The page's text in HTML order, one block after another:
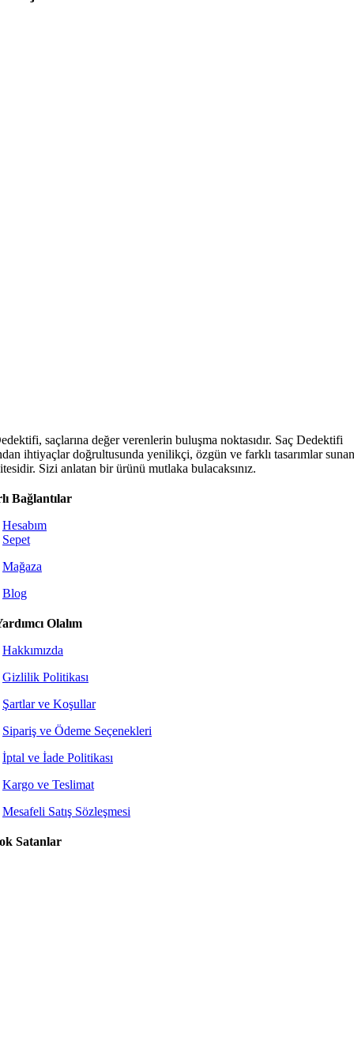
saçlarına değer verenlerin buluşma noktasıdır. Saç Dedektifi
ihtiyaçlar doğrultusunda yenilikçi, özgün ve farklı tasarımlar
Sizi anlatan bir ürünü mutlaka bulacaksınız.
Bağlantılar
Hesabım
Sepet
Mağaza
Blog
Olalım
Hakkımızda
Gizlilik Politikası
Şartlar ve Koşullar
Sipariş ve Ödeme Seçenekleri
İptal ve İade Politikası
Kargo ve Teslimat
Mesafeli Satış Sözleşmesi
Satanlar